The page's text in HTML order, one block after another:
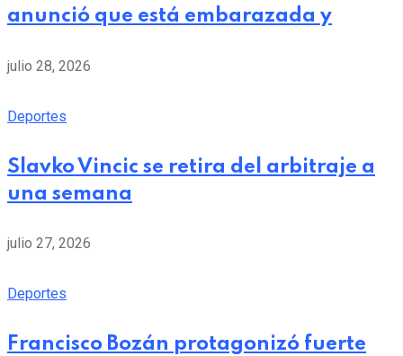
anunció que está embarazada y
julio 28, 2026
Deportes
Slavko Vincic se retira del arbitraje a
una semana
julio 27, 2026
Deportes
Francisco Bozán protagonizó fuerte